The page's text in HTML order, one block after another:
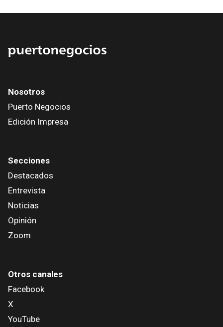
Nosotros
Puerto Negocios
Edición Impresa
Secciones
Destacados
Entrevista
Noticias
Opinión
Zoom
Otros canales
Facebook
X
YouTube